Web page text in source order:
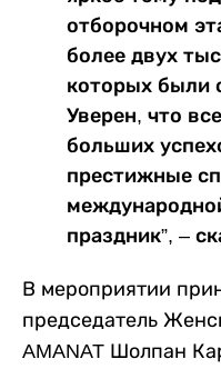
отборочном
более двух
которых были
Уверен, что
больших
престижные
праздник”, –
В мероприятии
председатель
AMANAT Шолпан